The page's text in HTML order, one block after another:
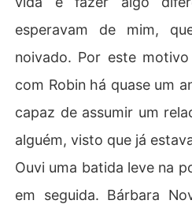
guir com o amante ou lutar
O que Maria Lua não
agens, roubos e antiético, um
u caminho. Seria ele a sua
to a destruir o coração dela
a vida inteira com os homens?
Tudo poderia ser incerto e
a Lua Casanova, exceto os
esperavam de mim,
noivado. Por este
com Robin há quase um
capaz de assumir um
alguém, visto que já
Ouvi uma batida leve na
em seguida. Bárbara